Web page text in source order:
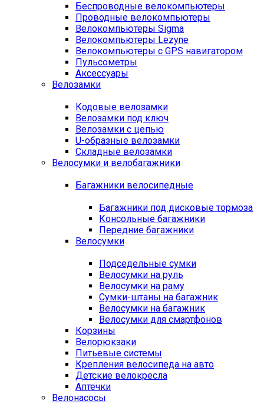
Беспроводные велокомпьютеры
Проводные велокомпьютеры
Велокомпьютеры Sigma
Велокомпьютеры Lezyne
Велокомпьютеры с GPS навигатором
Пульсометры
Аксессуары
Велозамки
Кодовые велозамки
Велозамки под ключ
Велозамки с цепью
U-образные велозамки
Складные велозамки
Велосумки и велобагажники
Багажники велосипедные
Багажники под дисковые тормоза
Консольные багажники
Передние багажники
Велосумки
Подседельные сумки
Велосумки на руль
Велосумки на раму
Сумки-штаны на багажник
Велосумки на багажник
Велосумки для смартфонов
Корзины
Велорюкзаки
Питьевые системы
Крепления велосипеда на авто
Детские велокресла
Аптечки
Велонасосы